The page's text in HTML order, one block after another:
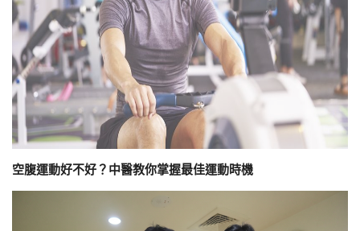
空腹運動好不好？中醫教你掌握最佳運動時機